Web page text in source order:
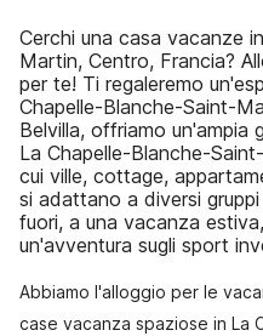
Cerchi una casa vacanze
Martin, Centro, Francia?
per te! Ti regaleremo
Chapelle-Blanche-Saint-
Belvilla, offriamo un'ampia
La Chapelle-Blanche-
cui ville, cottage,
si adattano a diversi
fuori, a una vacanza
un'avventura sugli sport
Abbiamo l'alloggio per le
case vacanza spaziose in La